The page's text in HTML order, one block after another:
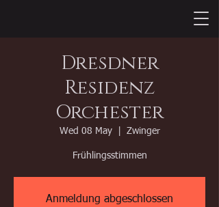
Dresdner
Residenz
Orchester
Wed 08 May
  |
Zwinger
Frühlingsstimmen
Anmeldung abgeschlossen